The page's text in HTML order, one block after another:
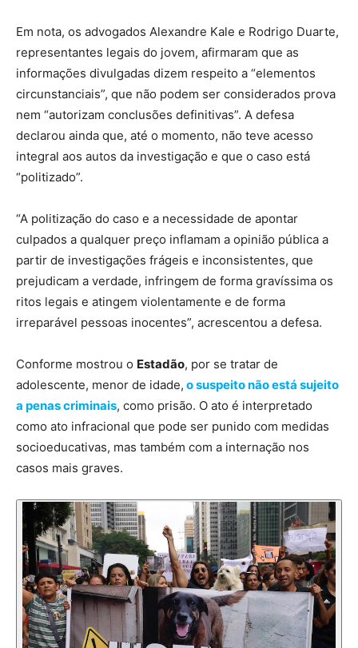
Em nota, os advogados Alexandre Kale e Rodrigo Duarte,
representantes legais do jovem, afirmaram que as
informações divulgadas dizem respeito a “elementos
circunstanciais”, que não podem ser considerados prova
nem “autorizam conclusões definitivas”. A defesa
declarou ainda que, até o momento, não teve acesso
integral aos autos da investigação e que o caso está
“politizado”.
“A politização do caso e a necessidade de apontar
culpados a qualquer preço inflamam a opinião pública a
partir de investigações frágeis e inconsistentes, que
prejudicam a verdade, infringem de forma gravíssima os
ritos legais e atingem violentamente e de forma
irreparável pessoas inocentes”, acrescentou a defesa.
Conforme mostrou o Estadão, por se tratar de
adolescente, menor de idade, o suspeito não está sujeito
a penas criminais, como prisão. O ato é interpretado
como ato infracional que pode ser punido com medidas
socioeducativas, mas também com a internação nos
casos mais graves.